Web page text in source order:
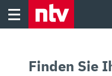
Skip
Finden Sie